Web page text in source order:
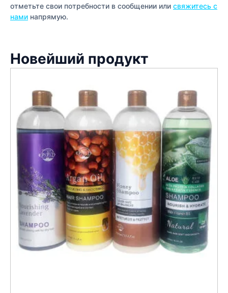
отметьте свои потребности в сообщении или свяжитесь с
нами напрямую.
Новейший продукт